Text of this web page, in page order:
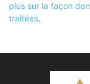
plus sur la façon
traitées.